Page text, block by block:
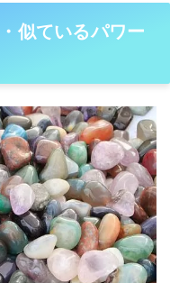
似ているパワー